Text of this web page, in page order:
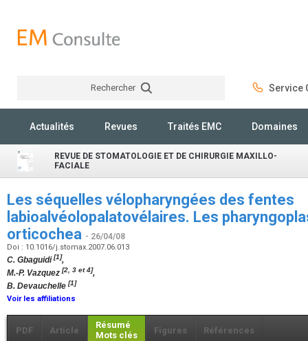
Rechercher Service
Actualités Revues Traités EMC Domaines
REVUE DE STOMATOLOGIE ET DE CHIRURGIE MAXILLO-
FACIALE
Les séquelles vélopharyngées des fentes
labioalvéolopalatovélaires. Les
orticochea - 26/04/08
Doi : 10.1016/j.stomax.2007.06.013
C. Gbaguidi[1],
M.-P. Vazquez [2, 3 et 4],
B. Devauchelle [1]
Voir les affiliations
PDF Article
Résumé
Mots clés
Figures Références